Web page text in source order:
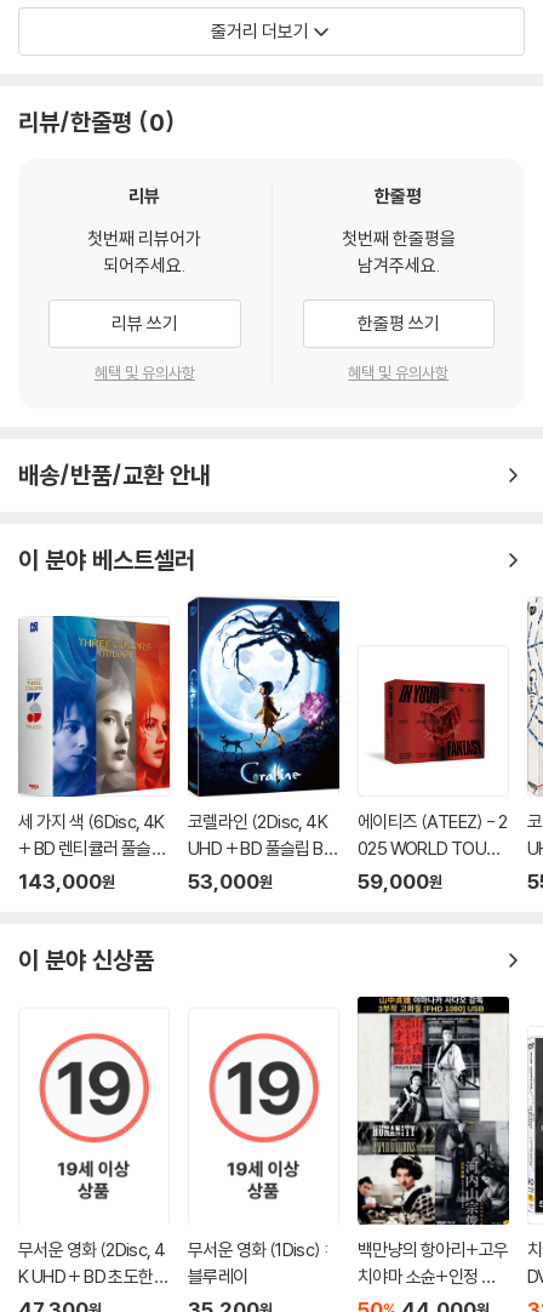
벗어나는지를 포착해 폭발력 있는 드라마로 완성했다.
줄거리 더보기
리뷰/한줄평 0
리뷰
첫번째 리뷰어가
되어주세요.
리뷰 쓰기
혜택 및 유의사항
한줄평
첫번째 한줄평을
남겨주세요.
한줄평 쓰기
혜택 및 유의사항
배송/반품/교환 안내
이 분야 베스트셀러
세 가지 색 (6Disc, 4K
+ BD 렌티큘러 풀슬립
트릴로지 박스 한정판)
143,000원
코렐라인 (2Disc, 4K
UHD + BD 풀슬립 B T
ype 500장 한정판) :
53,000원
에이티즈 (ATEEZ) - 2
025 WORLD TOUR [I
N YOUR FANTASY] I
59,000원
이 분야 신상품
무서운 영화 (2Disc, 4
K UHD + BD 초도한정
슬립케이스) : 블루레
무서운 영화 (1Disc) :
블루레이
백만냥의 항아리+고우
치야마 소슌+인정 종
이풍선 FHD USB